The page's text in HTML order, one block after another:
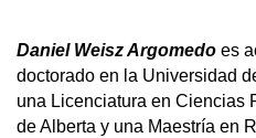
Daniel Weisz Argomedo es
doctorado en la Universidad
una Licenciatura en Ciencias
de Alberta y una Maestría en